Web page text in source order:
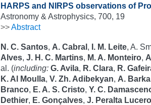
HARPS and NIRPS observations of
Astronomy & Astrophysics, 700, 19
>>Abstract
N. C. Santos, A. Cabral , I. M. Leite, A.
Alves, J. H. C. Martins, M. A. Monteiro,
al. (including: G. Avila, R. Clara, R.
K. Al Moulla, V. Zh. Adibekyan, A. Barka
Branco, E. A. S. Cristo, Y. C.
Dethier, E. Gonçalves, J. Peralta Lucero